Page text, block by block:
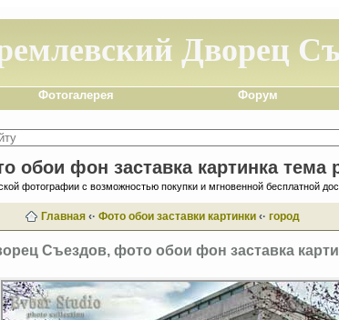
Дворец
Фотогалерея Форум
фон заставка картинка тема
фотографии с возможностью покупки и мгновенной бесплатной
Главная ‹· Фото обои заставки картинки ‹· город
Съездов, фото обои фон заставка